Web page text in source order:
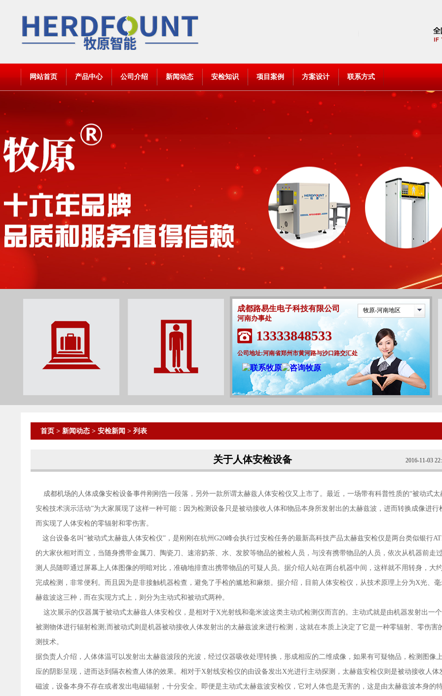
网站首页 产品中心 公司介绍 新闻动态 安检知识 项目案例 方案设计 联系方式
牧原-河南地区
成都路易生电子科技有限公司
河南办事处
13333848533
公司地址:河南省郑州市黄河路与沙口路交汇处
首页 > 新闻动态 > 安检新闻 > 列表
关于人体安检设备 2016-11-03
成都机场的人体成像安检设备事件刚刚告一段落，另外一款所谓太赫兹人体安检仪又上市了。最近，一场带有科普性质的“被动式太
安检技术演示活动”为大家展现了这样一种可能：因为检测设备只是被动接收人体和物品本身所发射出的太赫兹波，进而转换成像进行
而实现了人体安检的零辐射和零伤害。
这台设备名叫“被动式太赫兹人体安检仪”，是刚刚在杭州G20峰会执行过安检任务的最新高科技产品太赫兹安检仪是两台类似银行
的大家伙相对而立，当随身携带金属刀、陶瓷刀、速溶奶茶、水、发胶等物品的被检人员，与没有携带物品的人员，依次从机器前走
测人员随即通过屏幕上人体图像的明暗对比，准确地排查出携带物品的可疑人员。据介绍人站在两台机器中间，这样就不用转身，大
完成检测，非常便利。而且因为是非接触机器检查，避免了手检的尴尬和麻烦。据介绍，目前人体安检仪，从技术原理上分为X光、
赫兹波这三种，而在实现方式上，则分为主动式和被动式两种。
这次展示的仪器属于被动式太赫兹人体安检仪，是相对于X光射线和毫米波这类主动式检测仪而言的。主动式就是由机器发射出一
被测物体进行辐射检测;而被动式则是机器被动接收人体发射出的太赫兹波来进行检测，这就在本质上决定了它是一种零辐射、零伤害
测技术。
据负责人介绍，人体体温可以发射出太赫兹波段的光波，经过仪器吸收处理转换，形成相应的二维成像，如果有可疑物品，检测图像
应的阴影呈现，进而达到隔衣检查人体的效果。相对于X射线安检仪的由设备发出X光进行主动探测，太赫兹安检仪则是被动接收人体
磁波，设备本身不存在或者发出电磁辐射，十分安全。即便是主动式太赫兹波安检仪，它对人体也是无害的，这是由太赫兹波本身的